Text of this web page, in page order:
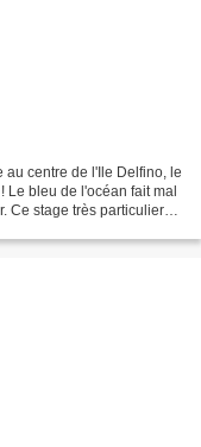
centre de l'Ile Delfino, le
Le bleu de l'océan fait mal
Ce stage très particulier